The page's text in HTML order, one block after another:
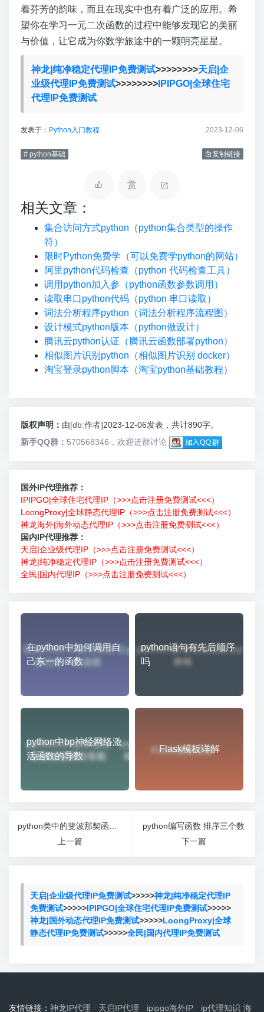
着芬芳的韵味，而且在现实中也有着广泛的应用。希
望你在学习一元二次函数的过程中能够发现它的美丽
与价值，让它成为你数学旅途中的一颗明亮星星。
神龙|纯净稳定代理IP免费测试>>>>>>>>天启|企
业级代理IP免费测试>>>>>>>>IPIPGO|全球住宅
代理IP免费测试
发表于： Python入门教程 2023-12-06
# python基础 复制链接
赏
相关文章：
集合访问方式python（python集合类型的操作
符）
限时Python免费学（可以免费学python的网站）
阿里python代码检查（python 代码检查工具）
调用python加入参（python函数参数调用）
读取串口python代码（python 串口读取）
词法分析程序python（词法分析程序流程图）
设计模式python版本（python做设计）
腾讯云python认证（腾讯云函数部署python）
相似图片识别python（相似图片识别 docker）
淘宝登录python脚本（淘宝python基础教程）
版权声明： 由[db:作者]2023-12-06发表，共计890字。
新手QQ群： 570568346，欢迎进群讨论
国外IP代理推荐：
IPIPGO|全球住宅代理IP（>>>点击注册免费测试<<<）
LoongProxy|全球静态代理IP（>>>点击注册免费测试<<<）
神龙海外|海外动态代理IP（>>>点击注册免费测试<<<）
国内IP代理推荐：
天启|企业级代理IP（>>>点击注册免费测试<<<）
神龙|纯净稳定代理IP（>>>点击注册免费测试<<<）
全民|国内代理IP（>>>点击注册免费测试<<<）
在python中如何调用自
己东一的函数
python语句有先后顺序
吗
python中bp神经网络激
活函数的导数
Flask模板详解
上一篇
python编写函数 排序三个数
下一篇
天启|企业级代理IP免费测试>>>>>神龙|纯净稳定代理IP
免费测试>>>>>IPIPGO|全球住宅代理IP免费测试>>>>>
神龙|国外动态代理IP免费测试>>>>>LoongProxy|全球
静态代理IP免费测试>>>>>全民|国内代理IP免费测试
友情链接： 神龙IP代理 天启IP代理 ipipgo海外IP ip代理知识 海